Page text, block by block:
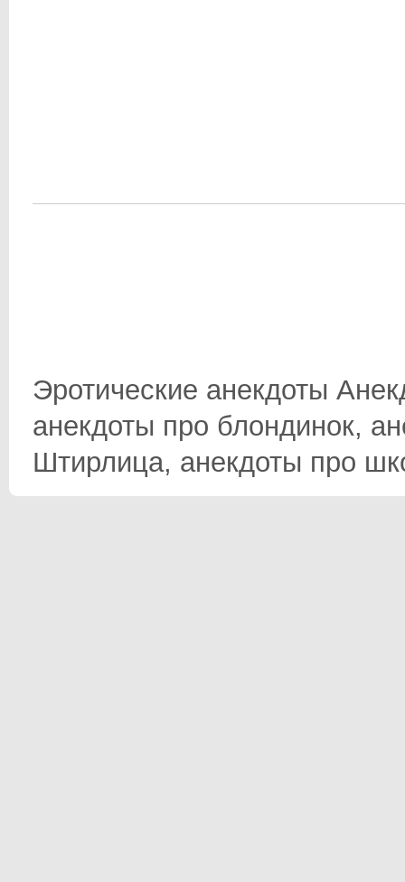
Эротические анекдоты
анекдоты про блондинок,
Штирлица, анекдоты про